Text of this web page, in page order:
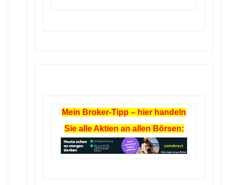
Mein Broker-Tipp – hier handeln
Sie alle Aktien an allen Börsen: